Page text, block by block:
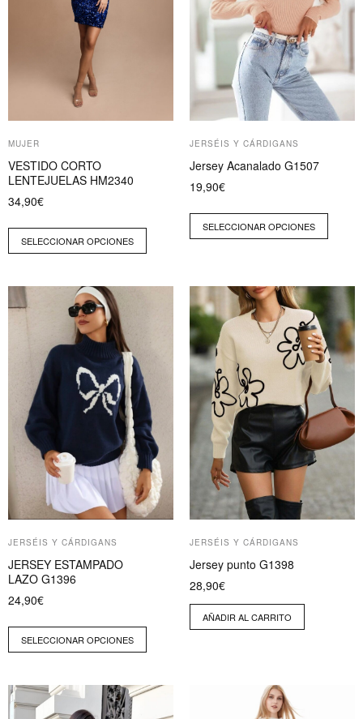
MUJER
VESTIDO CORTO
LENTEJUELAS HM2340
34,90€
SELECCIONAR OPCIONES
la
página
de
producto
JERSÉIS Y CÁRDIGANS
Jersey Acanalado G1507
19,90€
SELECCIONAR OPCIONES
opciones
pueden
en
la
página
de
producto
JERSÉIS Y CÁRDIGANS
JERSEY ESTAMPADO
LAZO G1396
24,90€
SELECCIONAR OPCIONES
Este
producto
múltiples
variantes.
Las
opciones
pueden
elegir
la
página
de
producto
JERSÉIS Y CÁRDIGANS
Jersey punto G1398
28,90€
AÑADIR AL CARRITO
Este
producto